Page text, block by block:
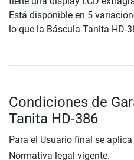
Está disponible en 5
lo que la Báscula Tanita HD-
Condiciones de
Tanita HD-386
Para el Usuario final se
Normativa legal vigente.